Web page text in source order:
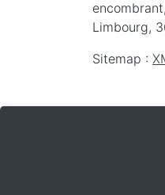
Limbourg,
Sitemap :